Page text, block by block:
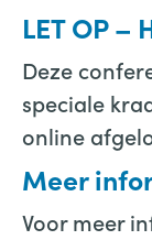
LET OP –
Deze
speciale
online
Meer
Voor meer